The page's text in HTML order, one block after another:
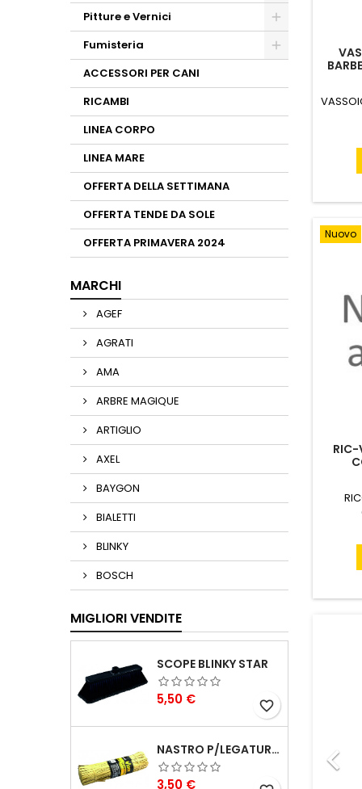
Pitture e Vernici
Fumisteria
ACCESSORI PER CANI
RICAMBI
LINEA CORPO
LINEA MARE
OFFERTA DELLA SETTIMANA
OFFERTA TENDE DA SOLE
OFFERTA PRIMAVERA 2024
MARCHI
AGEF
AGRATI
AMA
ARBRE MAGIQUE
ARTIGLIO
AXEL
BAYGON
BIALETTI
BLINKY
BOSCH
MIGLIORI VENDITE
SCOPE BLINKY STAR
Prezzo
5,50 € favorite_border
NASTRO P/LEGATURA CARTA VIGOR MAZZETTO 1000 PZ 250 MM
Prezzo
3,50 €
Nuovo
RIC-
